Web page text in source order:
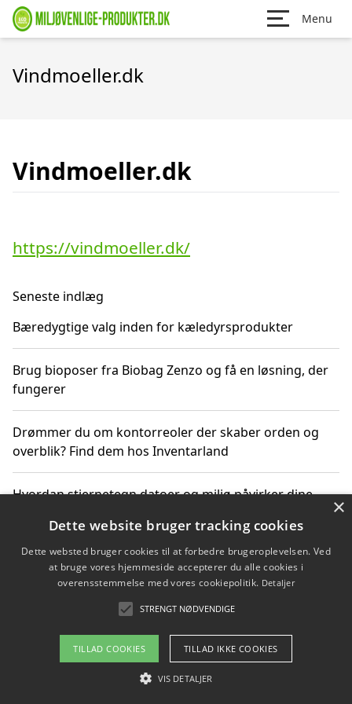
Menu
Vindmoeller.dk
Vindmoeller.dk
https://vindmoeller.dk/
Seneste indlæg
Bæredygtige valg inden for kæledyrsprodukter
Brug bioposer fra Biobag Zenzo og få en løsning, der
fungerer
Drømmer du om kontorreoler der skaber orden og
overblik? Find dem hos Inventarland
Hvordan stjernetegn datoer og miljø påvirker dine
Bæredygtige gadgets til en grønnere hverdag
Om / kontakt
Blog Betingelser
×
Dette website bruger tracking cookies
Dette websted bruger cookies til at forbedre brugeroplevelsen. Ved
at bruge vores hjemmeside accepterer du alle cookies i
overensstemmelse med vores cookiepolitik. Detaljer
STRENGT NØDVENDIGE
TILLAD COOKIES TILLAD IKKE COOKIES
VIS DETALJER